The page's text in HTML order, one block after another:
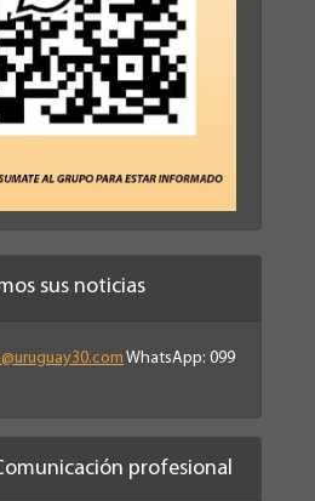
sus noticias
WhatsApp: 099
profesional